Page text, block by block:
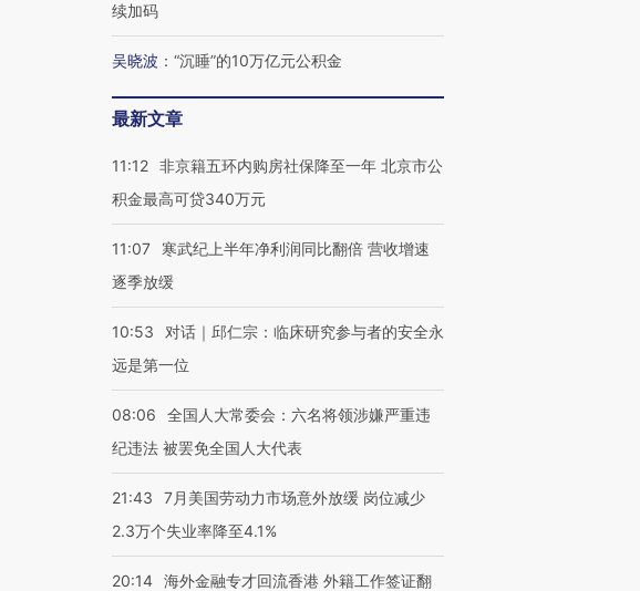
续加码
吴晓波 ： “沉睡”的10万亿元公积金
最新文章
11:12 非京籍五环内购房社保降至一年 北京市公
积金最高可贷340万元
11:07
寒武纪上半年净利润同比翻倍 营收增速
逐季放缓
10:53
对话｜邱仁宗：临床研究参与者的安全永
远是第一位
08:06
全国人大常委会：六名将领涉嫌严重违
纪违法 被罢免全国人大代表
21:43
7月美国劳动力市场意外放缓 岗位减少
2.3万个失业率降至4.1%
20:14 海外金融专才回流香港 外籍工作签证翻